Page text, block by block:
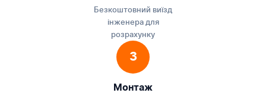
Безкоштовний виїзд
інженера для
розрахунку
3
Монтаж